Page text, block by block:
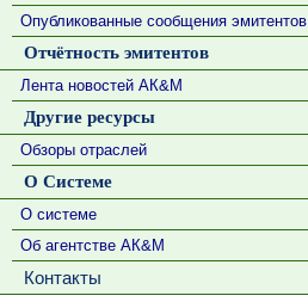
Опубликованные сообщения эмитентов
Отчётность эмитентов
Лента новостей АК&М
Другие ресурсы
Обзоры отраслей
О Системе
О системе
Об агентстве АК&М
Контакты